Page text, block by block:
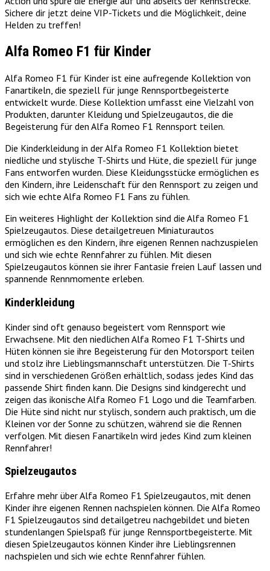
Sichere dir jetzt deine VIP-Tickets und die Möglichkeit, deine
Helden zu treffen!
Alfa Romeo F1 für Kinder
Alfa Romeo F1 für Kinder ist eine aufregende Kollektion von
Fanartikeln, die speziell für junge Rennsportbegeisterte
entwickelt wurde. Diese Kollektion umfasst eine Vielzahl von
Produkten, darunter Kleidung und Spielzeugautos, die die
Begeisterung für den Alfa Romeo F1 Rennsport teilen.
Die Kinderkleidung in der Alfa Romeo F1 Kollektion bietet
niedliche und stylische T-Shirts und Hüte, die speziell für junge
Fans entworfen wurden. Diese Kleidungsstücke ermöglichen es
den Kindern, ihre Leidenschaft für den Rennsport zu zeigen und
sich wie echte Alfa Romeo F1 Fans zu fühlen.
Ein weiteres Highlight der Kollektion sind die Alfa Romeo F1
Spielzeugautos. Diese detailgetreuen Miniaturautos
ermöglichen es den Kindern, ihre eigenen Rennen nachzuspielen
und sich wie echte Rennfahrer zu fühlen. Mit diesen
Spielzeugautos können sie ihrer Fantasie freien Lauf lassen und
spannende Rennmomente erleben.
Kinderkleidung
Kinder sind oft genauso begeistert vom Rennsport wie
Erwachsene. Mit den niedlichen Alfa Romeo F1 T-Shirts und
Hüten können sie ihre Begeisterung für den Motorsport teilen
und stolz ihre Lieblingsmannschaft unterstützen. Die T-Shirts
sind in verschiedenen Größen erhältlich, sodass jedes Kind das
passende Shirt finden kann. Die Designs sind kindgerecht und
zeigen das ikonische Alfa Romeo F1 Logo und die Teamfarben.
Die Hüte sind nicht nur stylisch, sondern auch praktisch, um die
Kleinen vor der Sonne zu schützen, während sie die Rennen
verfolgen. Mit diesen Fanartikeln wird jedes Kind zum kleinen
Rennfahrer!
Spielzeugautos
Erfahre mehr über Alfa Romeo F1 Spielzeugautos, mit denen
Kinder ihre eigenen Rennen nachspielen können. Die Alfa Romeo
F1 Spielzeugautos sind detailgetreu nachgebildet und bieten
stundenlangen Spielspaß für junge Rennsportbegeisterte. Mit
diesen Spielzeugautos können Kinder ihre Lieblingsrennen
nachspielen und sich wie echte Rennfahrer fühlen.